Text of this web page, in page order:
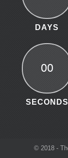
DAYS
00
SECONDS
© 2018 -